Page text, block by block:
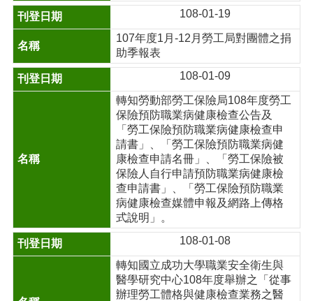
108-01-19
107年度1月-12月勞工局對團體之捐
助季報表
108-01-09
轉知勞動部勞工保險局108年度勞工
保險預防職業病健康檢查公告及
「勞工保險預防職業病健康檢查申
請書」、「勞工保險預防職業病健
康檢查申請名冊」、「勞工保險被
保險人自行申請預防職業病健康檢
查申請書」、「勞工保險預防職業
病健康檢查媒體申報及網路上傳格
式說明」。
108-01-08
轉知國立成功大學職業安全衛生與
醫學研究中心108年度舉辦之「從事
辦理勞工體格與健康檢查業務之醫